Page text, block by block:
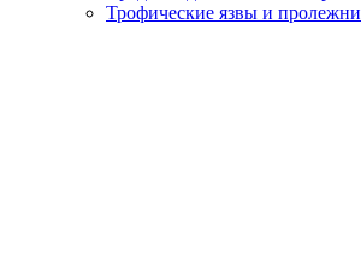
Трофические язвы и пролежни